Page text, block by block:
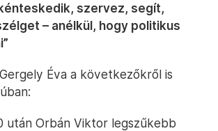
szervez, segít,
– anélkül, hogy politikus
Éva a következőkről is
után Orbán Viktor legszűkebb